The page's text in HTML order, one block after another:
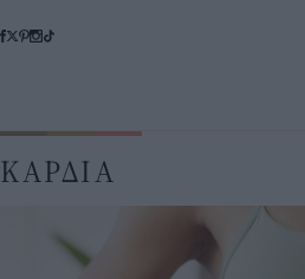
ΚΑΡΔΙΑ